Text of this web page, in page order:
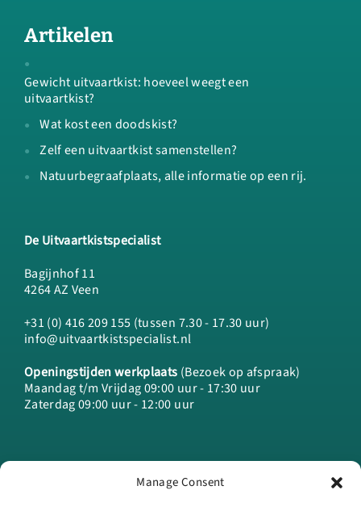
Manage Consent
Artikelen
Gewicht uitvaartkist: hoeveel weegt een
uitvaartkist?
Wat kost een doodskist?
Zelf een uitvaartkist samenstellen?
Natuurbegraafplaats, alle informatie op een rij.
De Uitvaartkistspecialist
Bagijnhof 11
4264 AZ Veen
+31 (0) 416 209 155 (tussen 7.30 - 17.30 uur)
info@uitvaartkistspecialist.nl
Openingstijden werkplaats (Bezoek op afspraak)
Maandag t/m Vrijdag 09:00 uur - 17:30 uur
Zaterdag 09:00 uur - 12:00 uur